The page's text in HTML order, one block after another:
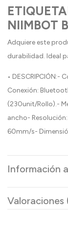
NIIMBOT
Adquiere este
durabilidad. Ideal
• DESCRIPCIÓN:-
Conexión:
(230unit/Rollo).-
ancho-
60mm/s-
Información
Valoraciones